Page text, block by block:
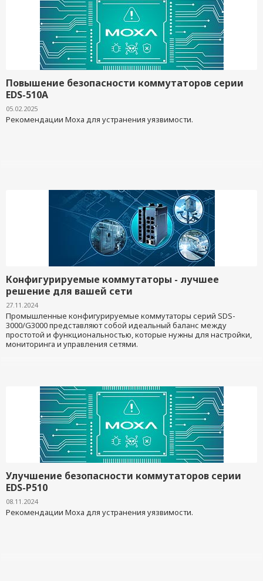
Повышение безопасности коммутаторов серии
EDS-510A
05.02.2025
Рекомендации Moxa для устранения уязвимости.
Конфигурируемые коммутаторы - лучшее
решение для вашей сети
27.11.2024
Промышленные конфигурируемые коммутаторы серий SDS-
3000/G3000 представляют собой идеальный баланс между
простотой и функциональностью, которые нужны для настройки,
мониторинга и управления сетями.
Улучшение безопасности коммутаторов серии
EDS-P510
08.11.2024
Рекомендации Moxa для устранения уязвимости.